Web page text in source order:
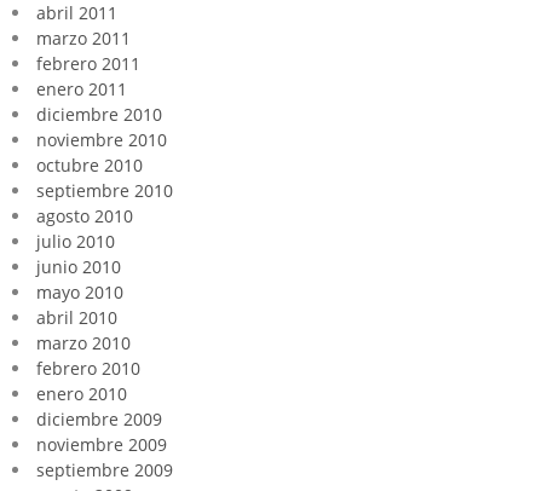
abril 2011
marzo 2011
febrero 2011
enero 2011
diciembre 2010
noviembre 2010
octubre 2010
septiembre 2010
agosto 2010
julio 2010
junio 2010
mayo 2010
abril 2010
marzo 2010
febrero 2010
enero 2010
diciembre 2009
noviembre 2009
septiembre 2009